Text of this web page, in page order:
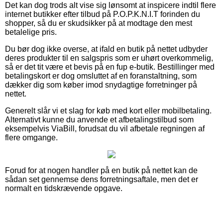
Det kan dog trods alt vise sig lønsomt at inspicere indtil flere
internet butikker efter tilbud på P.O.P.K.N.I.T forinden du
shopper, så du er skudsikker på at modtage den mest
betalelige pris.
Du bør dog ikke overse, at ifald en butik på nettet udbyder
deres produkter til en salgspris som er uhørt overkommelig,
så er det tit være et bevis på en fup e-butik. Bestillinger med
betalingskort er dog omsluttet af en foranstaltning, som
dækker dig som køber imod snydagtige forretninger på
nettet.
Generelt slår vi et slag for køb med kort eller mobilbetaling.
Alternativt kunne du anvende et afbetalingstilbud som
eksempelvis ViaBill, forudsat du vil afbetale regningen af
flere omgange.
Forud for at nogen handler på en butik på nettet kan de
sådan set gennemse dens forretningsaftale, men det er
normalt en tidskrævende opgave.